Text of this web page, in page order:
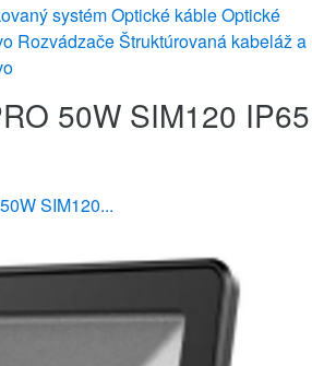
systémOptické kábleOptické
RozvádzačeŠtruktúrovaná kabeláž a
50W SIM120 IP65
SIM120...